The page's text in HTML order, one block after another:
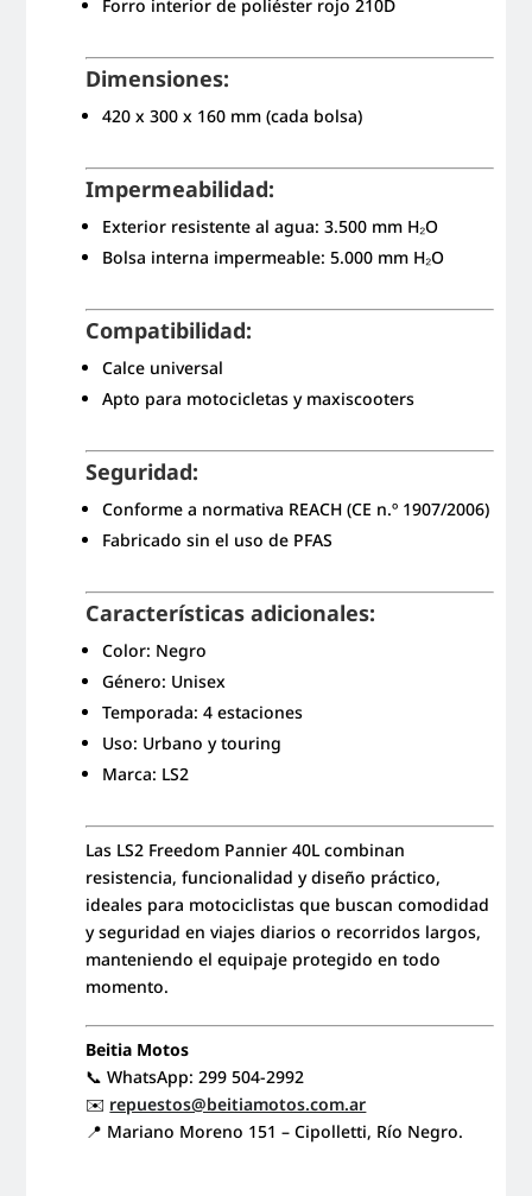
Forro interior de poliéster rojo 210D
Dimensiones:
420 x 300 x 160 mm (cada bolsa)
Impermeabilidad:
Exterior resistente al agua: 3.500 mm H₂O
Bolsa interna impermeable: 5.000 mm H₂O
Compatibilidad:
Calce universal
Apto para motocicletas y maxiscooters
Seguridad:
Conforme a normativa REACH (CE n.º 1907/2006)
Fabricado sin el uso de PFAS
Características adicionales:
Color: Negro
Género: Unisex
Temporada: 4 estaciones
Uso: Urbano y touring
Marca: LS2
Las LS2 Freedom Pannier 40L combinan
resistencia, funcionalidad y diseño práctico,
ideales para motociclistas que buscan comodidad
y seguridad en viajes diarios o recorridos largos,
manteniendo el equipaje protegido en todo
momento.
Beitia Motos
📞 WhatsApp: 299 504-2992
✉️ repuestos@beitiamotos.com.ar
📍 Mariano Moreno 151 – Cipolletti, Río Negro.